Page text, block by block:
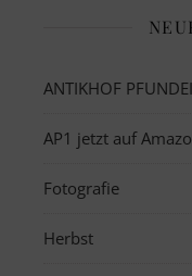
ANTIKHOF
AP1 jetzt auf
Fotografie
Herbst